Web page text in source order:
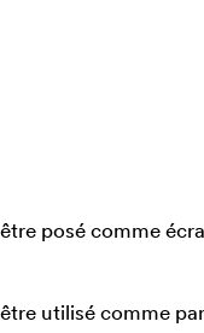
posé comme
utilisé comme